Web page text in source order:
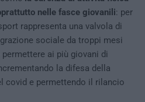
nelle fasce giovanili: per
rappresenta una valvola di
sociale da troppi mesi
ai più giovani di
la difesa della
covid e permettendo il rilancio